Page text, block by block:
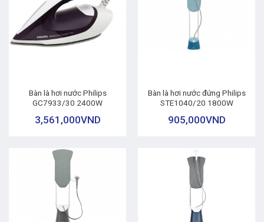
Bàn là hơi nước Philips
GC7933/30 2400W
3,561,000VND
Bàn là hơi nước đứng Philips
STE1040/20 1800W
905,000VND